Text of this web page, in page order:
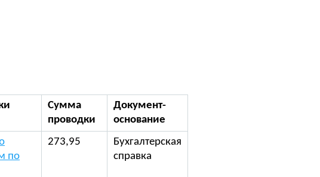
Сумма
проводки
Документ-
основание
по
273,95
Бухгалтерская
справка